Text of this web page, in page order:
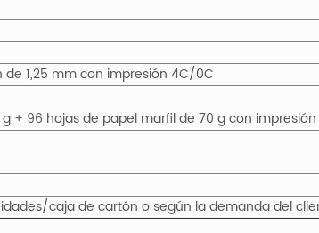
de 1,25 mm con impresión 4C/0C
+ 96 hojas de papel marfil de 70 g con impresión
caja de cartón o según la demanda del